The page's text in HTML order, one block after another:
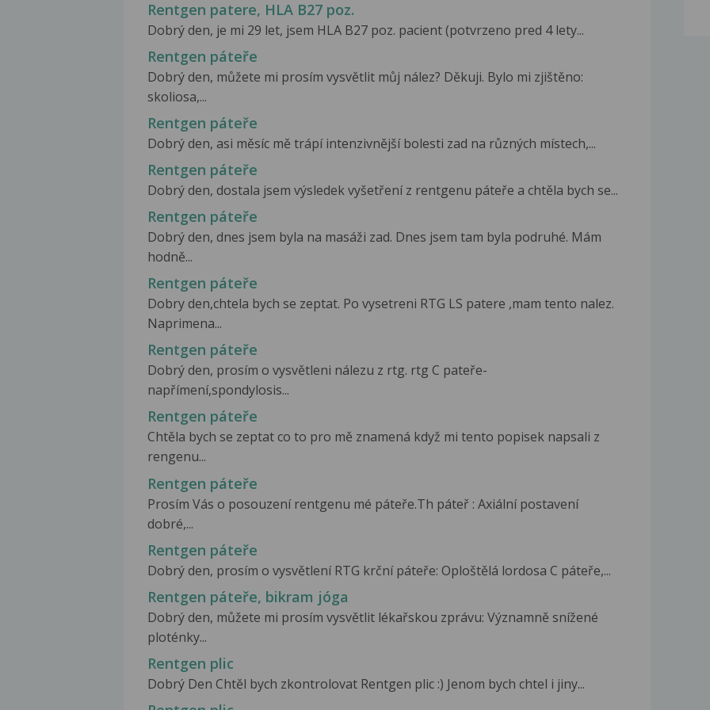
Rentgen patere, HLA B27 poz.
Dobrý den, je mi 29 let, jsem HLA B27 poz. pacient (potvrzeno pred 4 lety...
Rentgen páteře
Dobrý den, můžete mi prosím vysvětlit můj nález? Děkuji. Bylo mi zjištěno:
skoliosa,...
Rentgen páteře
Dobrý den, asi měsíc mě trápí intenzivnější bolesti zad na různých místech,...
Rentgen páteře
Dobrý den, dostala jsem výsledek vyšetření z rentgenu páteře a chtěla bych se...
Rentgen páteře
Dobrý den, dnes jsem byla na masáži zad. Dnes jsem tam byla podruhé. Mám
hodně...
Rentgen páteře
Dobry den,chtela bych se zeptat. Po vysetreni RTG LS patere ,mam tento nalez.
Naprimena...
Rentgen páteře
Dobrý den, prosím o vysvětleni nálezu z rtg. rtg C pateře-
napřímení,spondylosis...
Rentgen páteře
Chtěla bych se zeptat co to pro mě znamená když mi tento popisek napsali z
rengenu...
Rentgen páteře
Prosím Vás o posouzení rentgenu mé páteře.Th páteř : Axiální postavení
dobré,...
Rentgen páteře
Dobrý den, prosím o vysvětlení RTG krční páteře: Oploštělá lordosa C páteře,...
Rentgen páteře, bikram jóga
Dobrý den, můžete mi prosím vysvětlit lékařskou zprávu: Významně snížené
ploténky...
Rentgen plic
Dobrý Den Chtěl bych zkontrolovat Rentgen plic :) Jenom bych chtel i jiny...